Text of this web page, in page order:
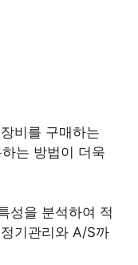
비를 구매하는
는 방법이 더욱
성을 분석하여 적
기관리와 A/S까